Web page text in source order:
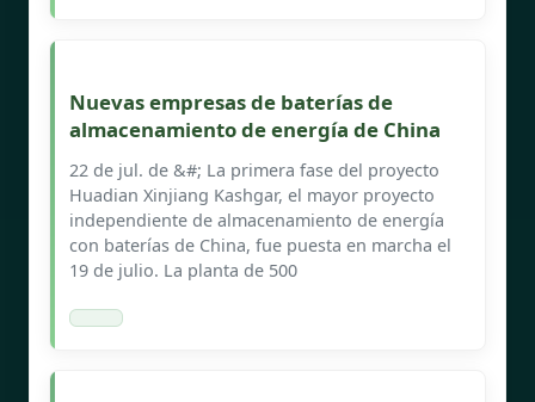
Nuevas empresas de baterías de
almacenamiento de energía de China
22 de jul. de &#; La primera fase del proyecto
Huadian Xinjiang Kashgar, el mayor proyecto
independiente de almacenamiento de energía
con baterías de China, fue puesta en marcha el
19 de julio. La planta de 500